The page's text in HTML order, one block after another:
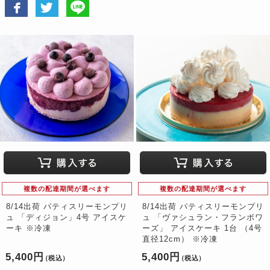
複数の配達期間が選べます
8/14出荷 パティスリーモンプリ
ュ 「ディジョン」4号 アイスケ
ーキ ※冷凍
5,400円 （税込）
複数の配達期間が選べます
8/14出荷 パティスリーモンプリ
ュ 「ヴァシュラン・フランボワ
ーズ」 アイスケーキ 1台 （4号
直径12cm） ※冷凍
5,400円 （税込）